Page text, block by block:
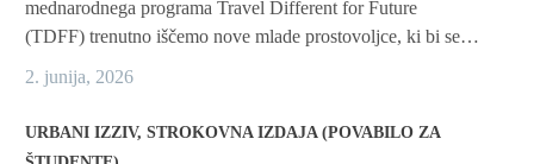
mednarodnega programa Travel Different for Future
(TDFF) trenutno iščemo nove mlade prostovoljce, ki bi se…
2. junija, 2026
URBANI IZZIV, STROKOVNA IZDAJA (POVABILO ZA